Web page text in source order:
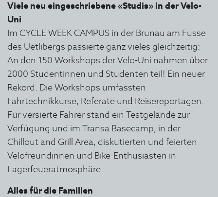
Viele neu eingeschriebene «Studis» in der Velo-
Uni
Im CYCLE WEEK CAMPUS in der Brunau am Fusse
des Uetlibergs passierte ganz vieles gleichzeitig:
An den 150 Workshops der Velo-Uni nahmen über
2000 Studentinnen und Studenten teil! Ein neuer
Rekord. Die Workshops umfassten
Fahrtechnikkurse, Referate und Reisereportagen.
Für versierte Fahrer stand ein Testgelände zur
Verfügung und im Transa Basecamp, in der
Chillout and Grill Area, diskutierten und feierten
Velofreundinnen und Bike-Enthusiasten in
Lagerfeueratmosphäre.
Alles für die Familien